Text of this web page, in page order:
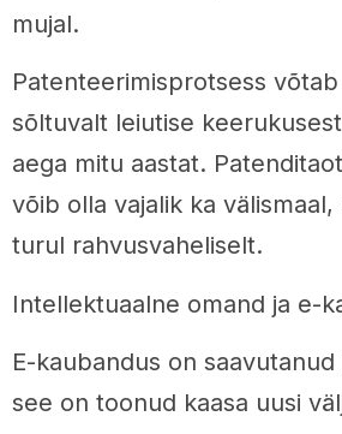
mujal.
Patenteerimisprotsess
sõltuvalt leiutise
aega mitu aastat.
võib olla vajalik ka
turul rahvusvaheliselt.
Intellektuaalne omand ja e-
E-kaubandus on
see on toonud kaasa uusi